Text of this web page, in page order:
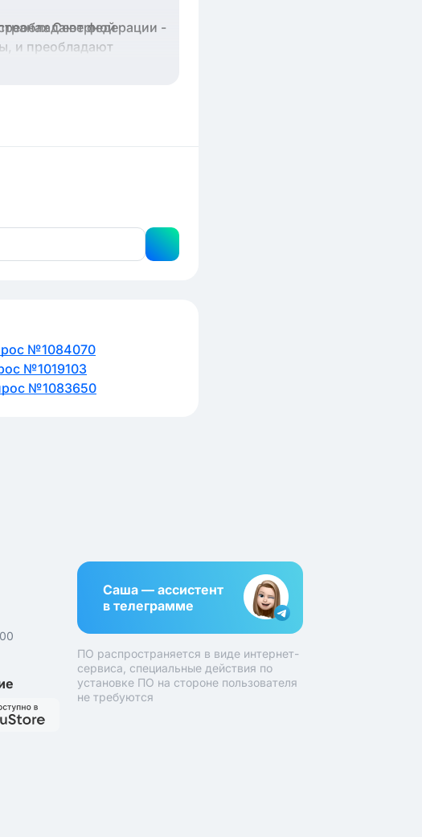
федерации -
и преобладают
одной из стран с
в Северной Америке
верно. Эти группы
народов
Северной
№1084070
№1019103
№1083650
Саша — ассистент
в телеграмме
ПО распространяется в виде интернет-
сервиса, специальные действия по
установке ПО на стороне пользователя
не требуются